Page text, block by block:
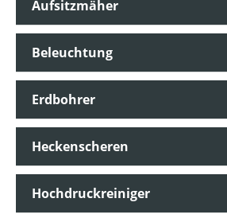
Aufsitzmäher
Beleuchtung
Erdbohrer
Heckenscheren
Hochdruckreiniger